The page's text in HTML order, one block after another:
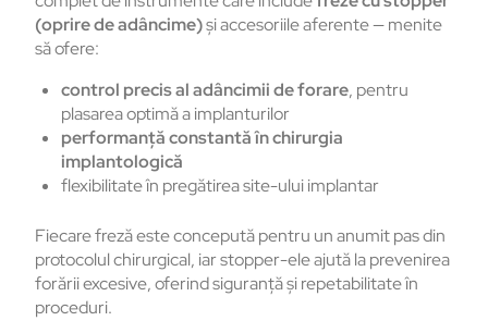
(oprire de adâncime)și accesoriile aferente — menite
să ofere:
control precis al adâncimii de forare, pentru
plasarea optimă a implanturilor
performanță constantă în chirurgia
implantologică
flexibilitate în pregătirea site-ului implantar
Fiecare freză este concepută pentru un anumit pas din
protocolul chirurgical, iar stopper-ele ajută la prevenirea
forării excesive, oferind siguranță și repetabilitate în
proceduri.